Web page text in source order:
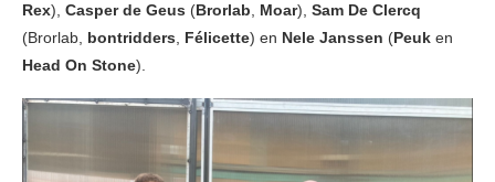
Rex), Casper de Geus (Brorlab, Moar), Sam De Clercq
(Brorlab, bontridders, Félicette) en Nele Janssen (Peuk en
Head On Stone).